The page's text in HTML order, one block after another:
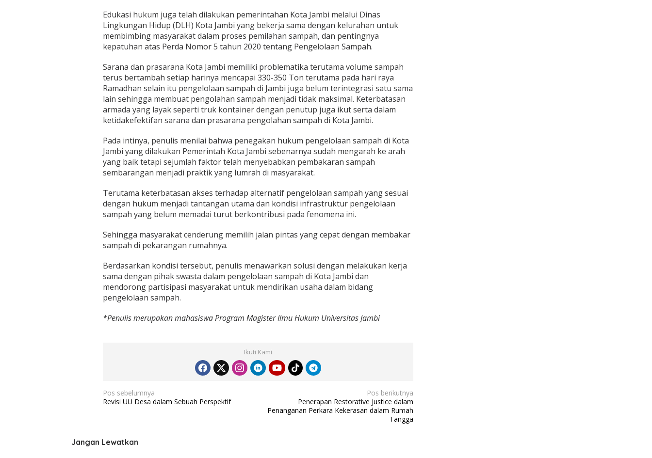
Edukasi hukum juga telah dilakukan pemerintahan Kota Jambi melalui Dinas
Lingkungan Hidup (DLH) Kota Jambi yang bekerja sama dengan kelurahan untuk
membimbing masyarakat dalam proses pemilahan sampah, dan pentingnya
kepatuhan atas Perda Nomor 5 tahun 2020 tentang Pengelolaan Sampah.
Sarana dan prasarana Kota Jambi memiliki problematika terutama volume sampah
terus bertambah setiap harinya mencapai 330-350 Ton terutama pada hari raya
Ramadhan selain itu pengelolaan sampah di Jambi juga belum terintegrasi satu sama
lain sehingga membuat pengolahan sampah menjadi tidak maksimal. Keterbatasan
armada yang layak seperti truk kontainer dengan penutup juga ikut serta dalam
ketidakefektifan sarana dan prasarana pengolahan sampah di Kota Jambi.
Pada intinya, penulis menilai bahwa penegakan hukum pengelolaan sampah di Kota
Jambi yang dilakukan Pemerintah Kota Jambi sebenarnya sudah mengarah ke arah
yang baik tetapi sejumlah faktor telah menyebabkan pembakaran sampah
sembarangan menjadi praktik yang lumrah di masyarakat.
Terutama keterbatasan akses terhadap alternatif pengelolaan sampah yang sesuai
dengan hukum menjadi tantangan utama dan kondisi infrastruktur pengelolaan
sampah yang belum memadai turut berkontribusi pada fenomena ini.
Sehingga masyarakat cenderung memilih jalan pintas yang cepat dengan membakar
sampah di pekarangan rumahnya.
Berdasarkan kondisi tersebut, penulis menawarkan solusi dengan melakukan kerja
sama dengan pihak swasta dalam pengelolaan sampah di Kota Jambi dan
mendorong partisipasi masyarakat untuk mendirikan usaha dalam bidang
pengelolaan sampah.
*Penulis merupakan mahasiswa Program Magister Ilmu Hukum Universitas Jambi
Ikuti Kami
N
a
i
g
Pos sebelumnya
Revisi UU Desa dalam Sebuah Perspektif
Pos berikutnya
Penerapan Restorative Justice dalam
Penanganan Perkara Kekerasan dalam Rumah
Tangga
Jangan Lewatkan